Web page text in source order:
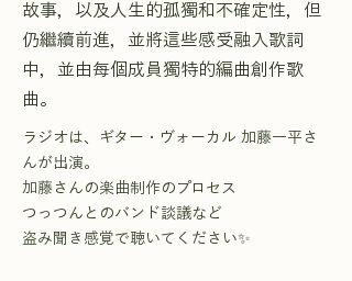
故事，以及人生的孤獨和不確定性，但
仍繼續前進，並將這些感受融入歌詞
中，並由每個成員獨特的編曲創作歌
曲。
ラジオは、ギター・ヴォーカル 加藤一平さ
んが出演。
加藤さんの楽曲制作のプロセス
つっつんとのバンド談議など
盗み聞き感覚で聴いてください✨